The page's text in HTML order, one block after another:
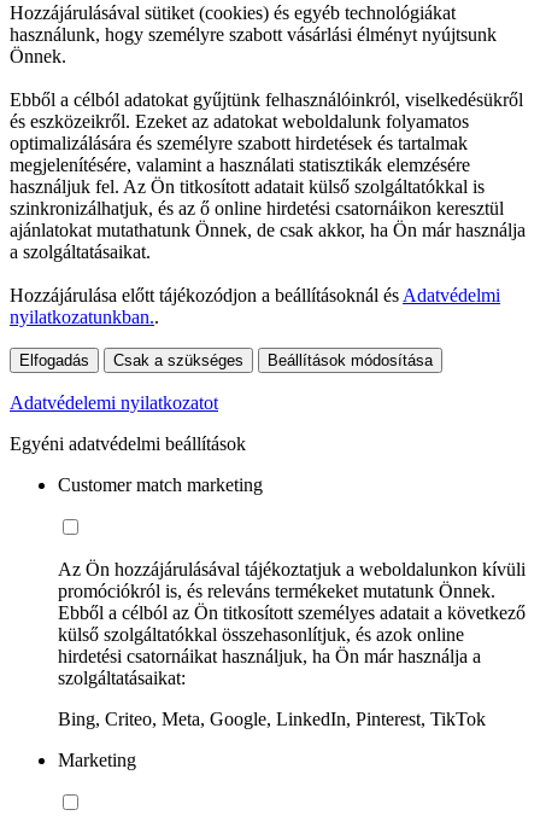
Hozzájárulásával sütiket (cookies) és egyéb technológiákat
használunk, hogy személyre szabott vásárlási élményt nyújtsunk
Önnek.
Ebből a célból adatokat gyűjtünk felhasználóinkról, viselkedésükről
és eszközeikről. Ezeket az adatokat weboldalunk folyamatos
optimalizálására és személyre szabott hirdetések és tartalmak
megjelenítésére, valamint a használati statisztikák elemzésére
használjuk fel. Az Ön titkosított adatait külső szolgáltatókkal is
szinkronizálhatjuk, és az ő online hirdetési csatornáikon keresztül
ajánlatokat mutathatunk Önnek, de csak akkor, ha Ön már használja
a szolgáltatásaikat.
Hozzájárulása előtt tájékozódjon a beállításoknál és Adatvédelmi
nyilatkozatunkban..
Elfogadás Csak a szükséges Beállítások módosítása
Adatvédelemi nyilatkozatot
Egyéni adatvédelmi beállítások
Customer match marketing
Az Ön hozzájárulásával tájékoztatjuk a weboldalunkon kívüli
promóciókról is, és releváns termékeket mutatunk Önnek.
Ebből a célból az Ön titkosított személyes adatait a következő
külső szolgáltatókkal összehasonlítjuk, és azok online
hirdetési csatornáikat használjuk, ha Ön már használja a
szolgáltatásaikat:
Bing, Criteo, Meta, Google, LinkedIn, Pinterest, TikTok
Marketing